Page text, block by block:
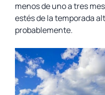
menos de uno a tres
estés de la temporada
probablemente.